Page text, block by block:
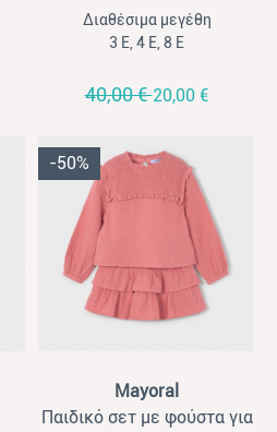
κορίτσια σταμπωτό
Mayoral κόκκινο
Διαθέσιμα μεγέθη
3 Ε, 4 Ε, 8 Ε
40,00 €20,00 €
-50%
Mayoral
Παιδικό σετ με φούστα για